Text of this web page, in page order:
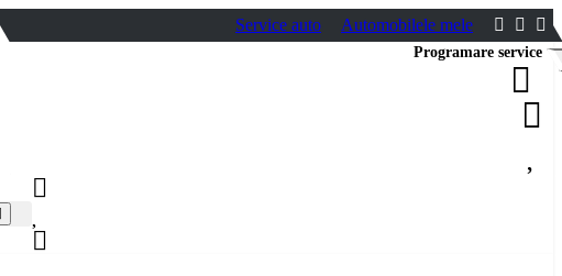
Service auto Automobilele mele
Programare service